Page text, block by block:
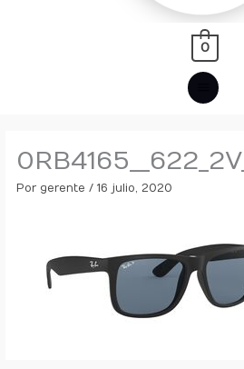
0
Por gerente/16 julio, 2020